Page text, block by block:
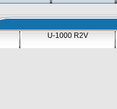
U-1000 R2V